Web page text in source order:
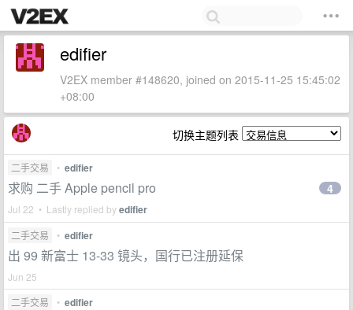
edifier
V2EX member #148620, joined on 2015-11-25 15:45:02
+08:00
切换主题列表
二手交易 • edifier
求购 二手 Apple pencil pro
Jul 22 • Lastly replied byedifier
4
二手交易 • edifier
出 99 新富士 13-33 镜头，国行已注册延保
Jun 25
二手交易
• edifier